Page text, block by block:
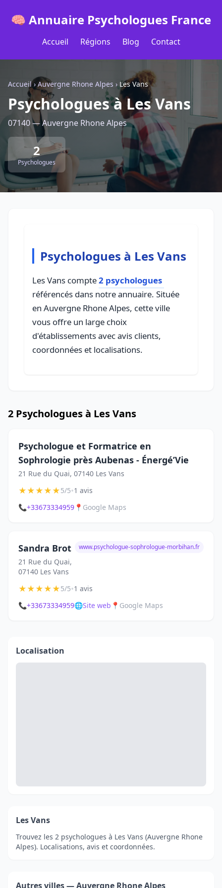
🧠 Annuaire Psychologues France
Accueil Régions Blog Contact
Accueil› Auvergne Rhone Alpes › Les Vans
Psychologues à Les Vans
07140 — Auvergne Rhone Alpes
2
Psychologues
Psychologues à Les Vans
Les Vans compte2 psychologues
référencés dans notre annuaire. Située
en Auvergne Rhone Alpes, cette ville
vous offre un large choix
d'établissements avec avis clients,
coordonnées et localisations.
2 Psychologues à Les Vans
Psychologue et Formatrice en
Sophrologie près Aubenas - Énergé’Vie
21 Rue du Quai, 07140 Les Vans
★★★★★5/5•1 avis
📞+33673334959 📍 Google Maps
Sandra Brot
21 Rue du Quai,
07140 Les Vans
www.psychologue-sophrologue-morbihan.fr
★★★★★5/5•1 avis
📞+33673334959🌐Site web 📍 Google Maps
Localisation
Les Vans
Trouvez les 2 psychologues à Les Vans (Auvergne Rhone
Alpes). Localisations, avis et coordonnées.
Autres villes — Auvergne Rhone Alpes